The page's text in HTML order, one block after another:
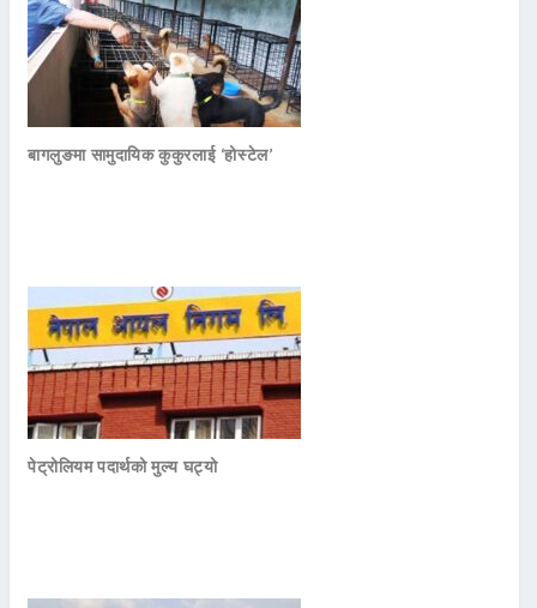
बागलुङमा सामुदायिक कुकुरलाई ‘होस्टेल’
पेट्रोलियम पदार्थको मुल्य घट्यो